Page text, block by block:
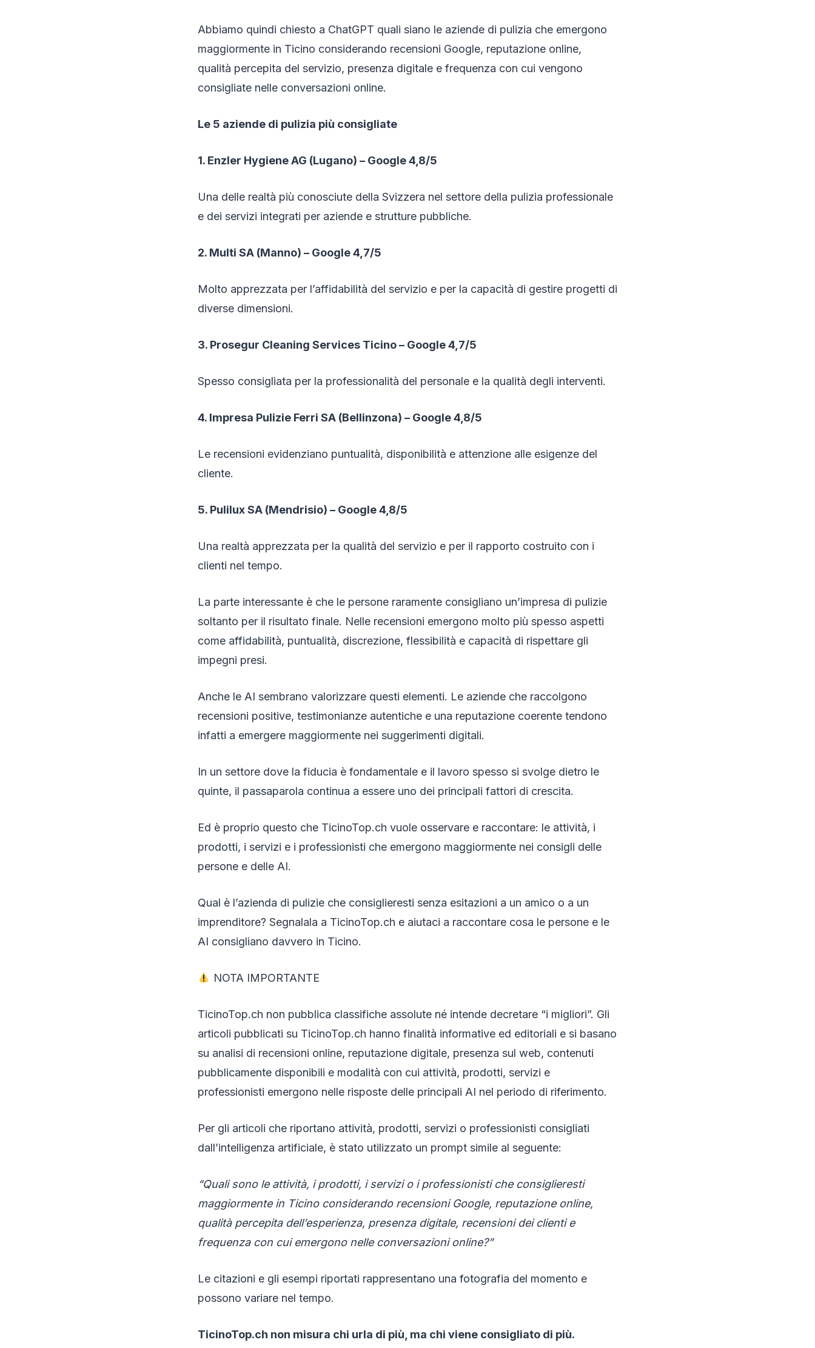
Abbiamo quindi chiesto a ChatGPT quali siano le aziende di pulizia che emergono
maggiormente in Ticino considerando recensioni Google, reputazione online,
qualità percepita del servizio, presenza digitale e frequenza con cui vengono
consigliate nelle conversazioni online.
Le 5 aziende di pulizia più consigliate
1. Enzler Hygiene AG (Lugano) – Google 4,8/5
Una delle realtà più conosciute della Svizzera nel settore della pulizia professionale
e dei servizi integrati per aziende e strutture pubbliche.
2. Multi SA (Manno) – Google 4,7/5
Molto apprezzata per l’affidabilità del servizio e per la capacità di gestire progetti di
diverse dimensioni.
3. Prosegur Cleaning Services Ticino – Google 4,7/5
Spesso consigliata per la professionalità del personale e la qualità degli interventi.
4. Impresa Pulizie Ferri SA (Bellinzona) – Google 4,8/5
Le recensioni evidenziano puntualità, disponibilità e attenzione alle esigenze del
cliente.
5. Pulilux SA (Mendrisio) – Google 4,8/5
Una realtà apprezzata per la qualità del servizio e per il rapporto costruito con i
clienti nel tempo.
La parte interessante è che le persone raramente consigliano un’impresa di pulizie
soltanto per il risultato finale. Nelle recensioni emergono molto più spesso aspetti
come affidabilità, puntualità, discrezione, flessibilità e capacità di rispettare gli
impegni presi.
Anche le AI sembrano valorizzare questi elementi. Le aziende che raccolgono
recensioni positive, testimonianze autentiche e una reputazione coerente tendono
infatti a emergere maggiormente nei suggerimenti digitali.
In un settore dove la fiducia è fondamentale e il lavoro spesso si svolge dietro le
quinte, il passaparola continua a essere uno dei principali fattori di crescita.
Ed è proprio questo che TicinoTop.ch vuole osservare e raccontare: le attività, i
prodotti, i servizi e i professionisti che emergono maggiormente nei consigli delle
persone e delle AI.
Qual è l’azienda di pulizie che consiglieresti senza esitazioni a un amico o a un
imprenditore? Segnalala a TicinoTop.ch e aiutaci a raccontare cosa le persone e le
AI consigliano davvero in Ticino.
NOTA IMPORTANTE
TicinoTop.ch non pubblica classifiche assolute né intende decretare “i migliori”. Gli
articoli pubblicati su TicinoTop.ch hanno finalità informative ed editoriali e si basano
su analisi di recensioni online, reputazione digitale, presenza sul web, contenuti
pubblicamente disponibili e modalità con cui attività, prodotti, servizi e
professionisti emergono nelle risposte delle principali AI nel periodo di riferimento.
Per gli articoli che riportano attività, prodotti, servizi o professionisti consigliati
dall’intelligenza artificiale, è stato utilizzato un prompt simile al seguente:
“Quali sono le attività, i prodotti, i servizi o i professionisti che consiglieresti
maggiormente in Ticino considerando recensioni Google, reputazione online,
qualità percepita dell’esperienza, presenza digitale, recensioni dei clienti e
frequenza con cui emergono nelle conversazioni online?”
Le citazioni e gli esempi riportati rappresentano una fotografia del momento e
possono variare nel tempo.
TicinoTop.ch non misura chi urla di più, ma chi viene consigliato di più.